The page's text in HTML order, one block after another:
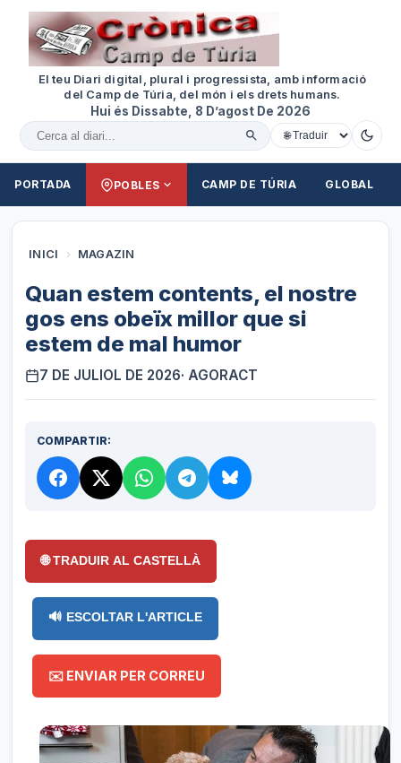
El teu Diari digital, plural i progressista, amb informació
del Camp de Túria, del món i els drets humans.
Hui és Dissabte, 8 D’agost De 2026
Cercar al diari
PORTADA POBLES CAMP DE TÚRIA GLOBAL
INICI › MAGAZIN
Quan estem contents, el nostre
gos ens obeïx millor que si
estem de mal humor
7 DE JULIOL DE 2026· AGORACT
COMPARTIR:
🌐 TRADUIR AL CASTELLÀ
🔊 ESCOLTAR L'ARTICLE
✉️ ENVIAR PER CORREU